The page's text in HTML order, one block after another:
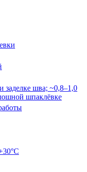
заделке шва; ~0,8–1,0
шпаклёвке